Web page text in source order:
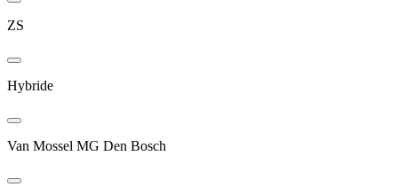
ZS
Hybride
Van Mossel MG Den Bosch